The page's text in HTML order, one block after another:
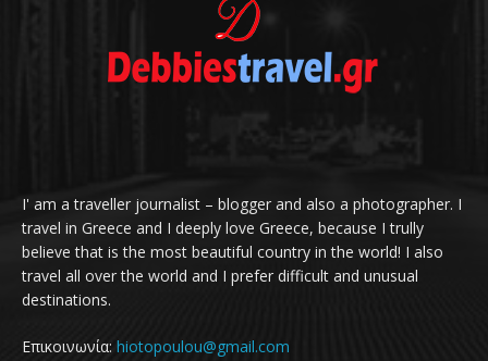
I' am a traveller journalist – blogger and also a photographer. I
travel in Greece and I deeply love Greece, because I trully
believe that is the most beautiful country in the world! I also
travel all over the world and I prefer difficult and unusual
destinations.
Επικοινωνία: hiotopoulou@gmail.com